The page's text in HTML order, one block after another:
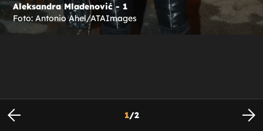
Aleksandra Mladenović - 1
Foto: Antonio Ahel/ATAImages
1/2